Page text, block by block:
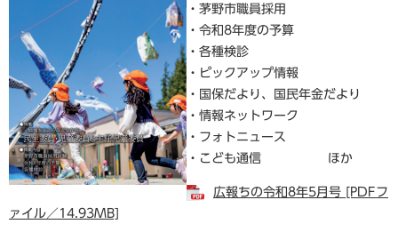
・茅野市職員採用
・令和8年度の予算
・各種検診
・ピックアップ情報
・国保だより、国民年金だより
・情報ネットワーク
・フォトニュース
・こども通信 ほか
広報ちの令和8年5月号 [PDFフ
ァイル／14.93MB]